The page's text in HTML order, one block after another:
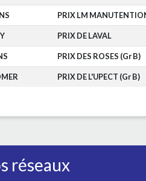
PRIX LM
PRIX DE LAVAL
PRIX DES ROSES (Gr B)
PRIX DE L'UPECT (Gr B)
réseaux